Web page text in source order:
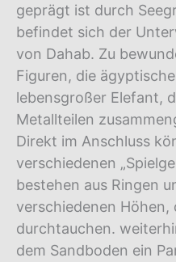
geprägt ist durch
befindet sich der
von Dahab. Zu
Figuren, die
lebensgroßer Elefant,
Metallteilen
Direkt im Anschluss
verschiedenen
bestehen aus Ringen
verschiedenen Höhen,
durchtauchen.
dem Sandboden ein